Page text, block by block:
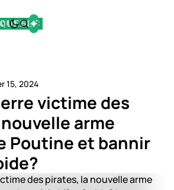
15, 2024
victime des
arme
Poutine et bannir